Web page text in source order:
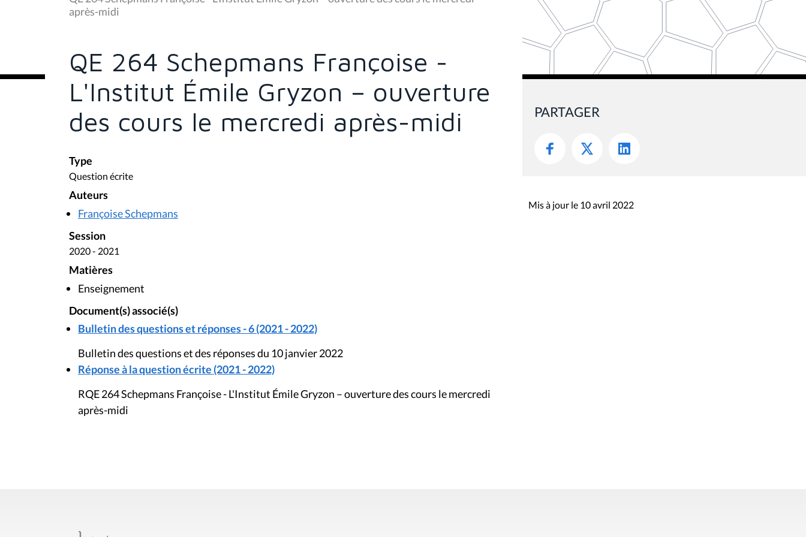
ê
c
après-midi
QE 264 Schepmans Françoise -
L'Institut Émile Gryzon – ouverture
des cours le mercredi après-midi
Type
Question écrite
Auteurs
Françoise Schepmans
Session
2020 - 2021
Matières
Enseignement
Document(s) associé(s)
Bulletin des questions et réponses - 6 (2021 - 2022)
Bulletin des questions et des réponses du 10 janvier 2022
Réponse à la question écrite (2021 - 2022)
RQE 264 Schepmans Françoise - L'Institut Émile Gryzon – ouverture des cours le mercredi
après-midi
PARTAGER
Mis à jour le 10 avril 2022